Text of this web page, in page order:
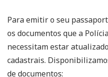
Para emitir o seu
os documentos que a
necessitam estar
cadastrais.
de documentos: